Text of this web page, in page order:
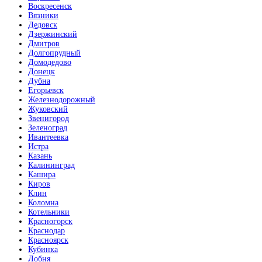
Воскресенск
Вязники
Дедовск
Дзержинский
Дмитров
Долгопрудный
Домодедово
Донецк
Дубна
Егорьевск
Железнодорожный
Жуковский
Звенигород
Зеленоград
Ивантеевка
Истра
Казань
Калининград
Кашира
Киров
Клин
Коломна
Котельники
Красногорск
Краснодар
Красноярск
Кубинка
Лобня